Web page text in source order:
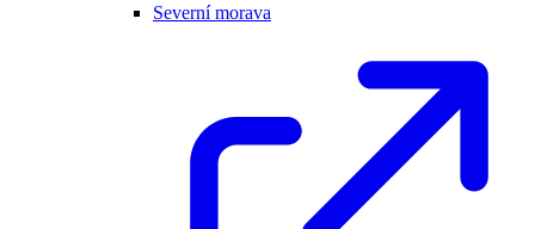
Severní morava